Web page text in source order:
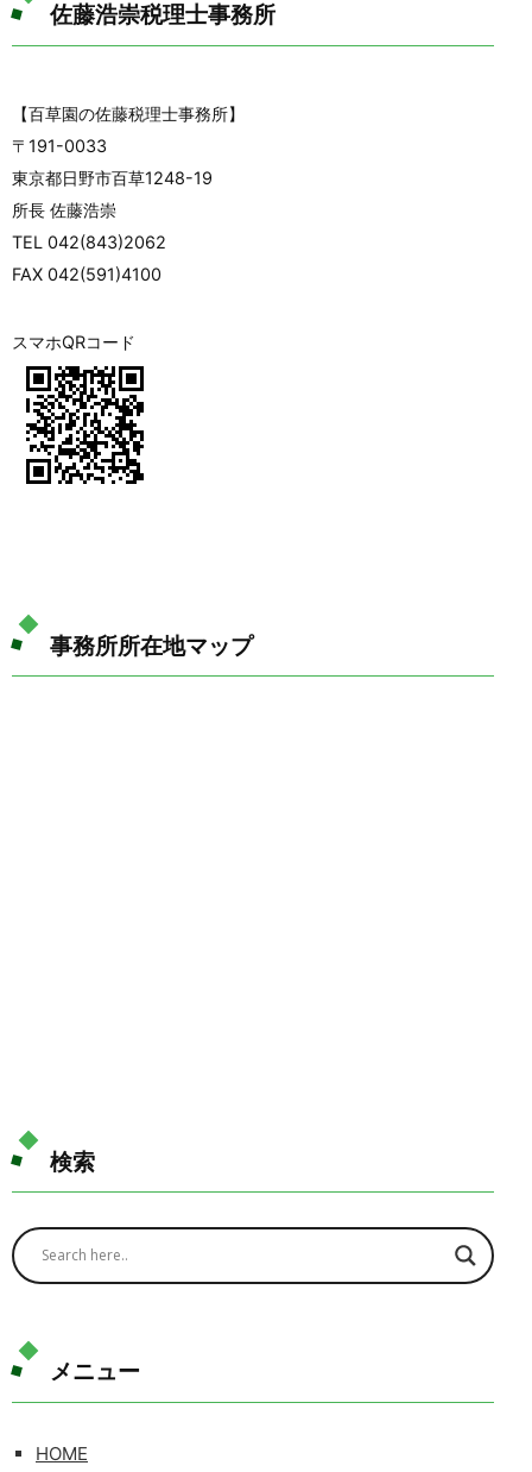
佐藤浩崇税理士事務所
【百草園の佐藤税理士事務所】
〒191-0033
東京都日野市百草1248-19
所長 佐藤浩崇
TEL 042(843)2062
FAX 042(591)4100
スマホQRコード
事務所所在地マップ
検索
メニュー
HOME